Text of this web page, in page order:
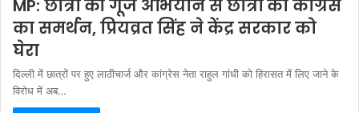
MP: छात्रों की गूंज अभियान से छात्रों को कांग्रेस
का समर्थन, प्रियव्रत सिंह ने केंद्र सरकार को
घेरा
दिल्ली में छात्रों पर हुए लाठीचार्ज और कांग्रेस नेता राहुल गांधी को हिरासत में लिए जाने के
विरोध में अब…